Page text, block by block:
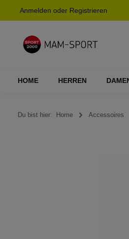
Zur Hauptnavigation
Anmelden oder Registrieren
HOME HERREN
Du bist hier: Home Accessoires